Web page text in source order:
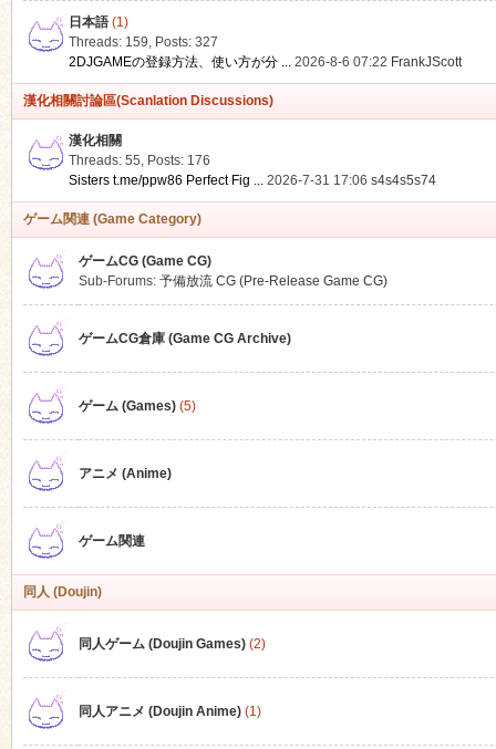
日本語(1)
Threads: 159, Posts: 327
2DJGAMEの登録方法、使い方が分 ... 2026-8-6 07:22 FrankJScott
漢化相關討論區(Scanlation Discussions)
漢化相關
Threads: 55, Posts: 176
Sisters t.me/ppw86 Perfect Fig ... 2026-7-31 17:06 s4s4s5s74
ゲーム関連 (Game Category)
ゲームCG (Game CG)
Sub-Forums: 予備放流 CG (Pre-Release Game CG)
ゲームCG倉庫 (Game CG Archive)
ゲーム (Games)(5)
アニメ (Anime)
ゲーム関連
同人 (Doujin)
同人ゲーム (Doujin Games)(2)
同人アニメ (Doujin Anime)(1)